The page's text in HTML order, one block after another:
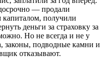
— продали
капиталом, получили
деньги за страховку за
Но не всегда и не у
законы, подводные камни и
отказывают.